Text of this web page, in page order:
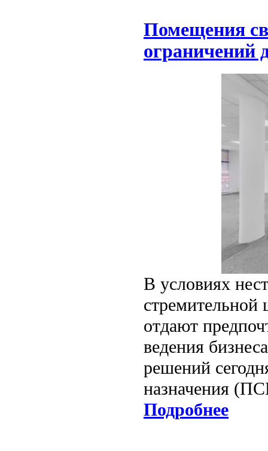
Помещения
ограничений
В условиях
стремительной
отдают
ведения
решений
назначения
Подробнее